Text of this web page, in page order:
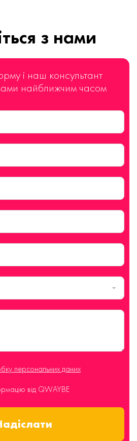
з нами
і наш консультант
найближчим часом
персональних даних
від QWAYBE